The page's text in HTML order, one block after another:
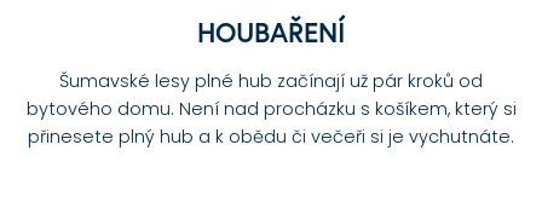
HOUBAŘENÍ
Šumavské lesy plné hub začínají už pár kroků od
bytového domu. Není nad procházku s košíkem, který si
přinesete plný hub a k obědu či večeři si je vychutnáte.